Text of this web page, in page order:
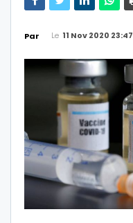
Par Le 11 Nov 2020 23:47